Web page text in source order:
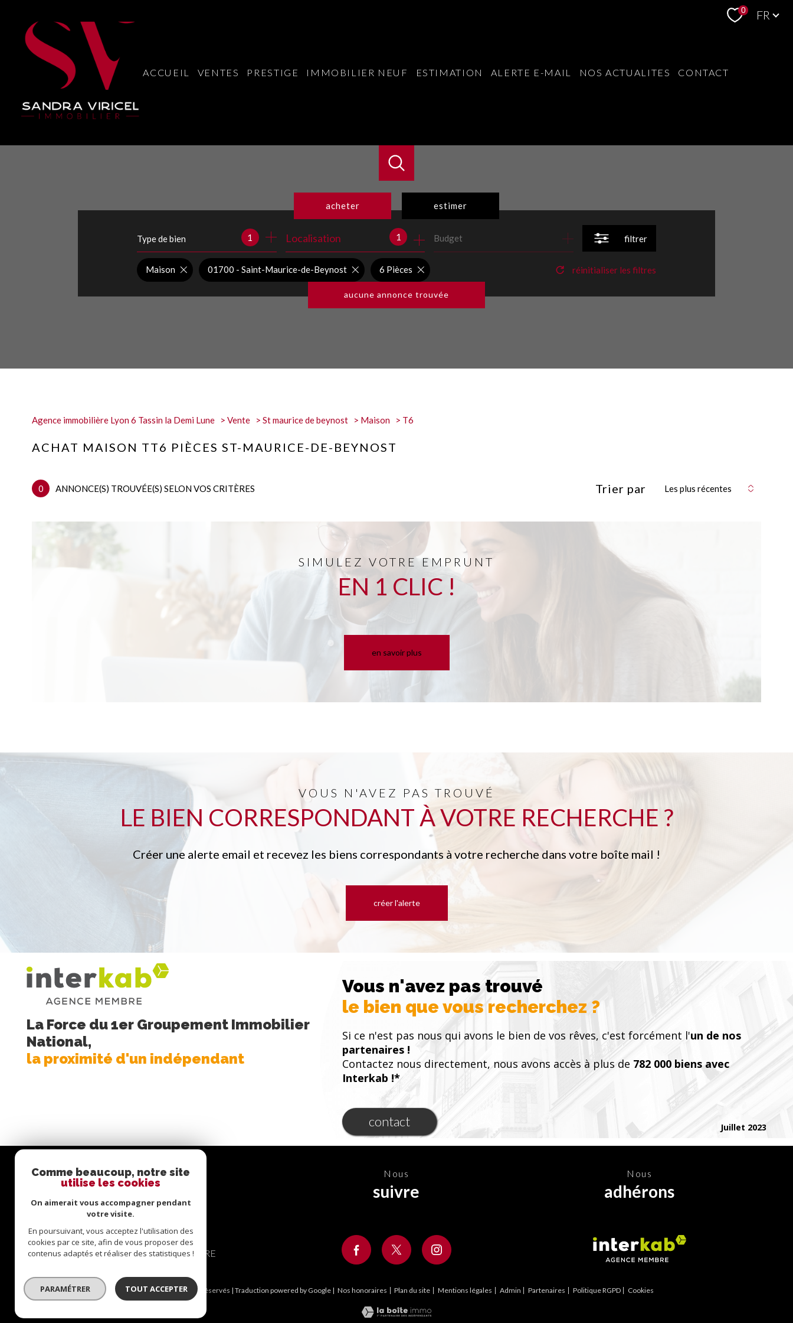
0 FR
ACCUEIL VENTES PRESTIGE IMMOBILIER NEUF ESTIMATION ALERTE E-MAIL NOS ACTUALITES CONTACT
acheter
de l'ancien
estimer
Type de bien 1 1
Localisation Budget filtrer
aucune annonce trouvée
Maison 01700 - Saint-Maurice-de-Beynost 6 Pièces réinitialiser les filtres
Agence immobilière Lyon 6 Tassin la Demi Lune Vente St maurice de beynost Maison T6
ACHAT MAISON TT6 PIÈCES ST-MAURICE-DE-BEYNOST
0 ANNONCE(S) TROUVÉE(S) SELON VOS CRITÈRES Trier par Les plus récentes
SIMULEZ VOTRE EMPRUNT
EN 1 CLIC !
en savoir plus
VOUS N'AVEZ PAS TROUVÉ
LE BIEN CORRESPONDANT À VOTRE RECHERCHE ?
Créer une alerte email et recevez les biens correspondants à votre recherche dans votre boîte mail !
créer l'alerte
La Force du 1er Groupement Immobilier
National,
la proximité d'un indépendant
Vous n'avez pas trouvé
le bien que vous recherchez ?
Si ce n'est pas nous qui avons le bien de vos rêves, c'est forcément l'un de nos
partenaires !
Contactez nous directement, nous avons accès à plus de 782 000 biens avec
Interkab !*
contact Juillet 2023
se
connecter
ESPACE PROPRIÉTAIRE
nous
suivre
nous
adhérons
© 2026 | Tous droits réservés | Traduction powered by Google | Nos honoraires Plan du site Mentions légales Admin Partenaires Politique RGPD Cookies
Comme beaucoup, notre site
utilise les cookies
On aimerait vous accompagner pendant
votre visite.
En poursuivant, vous acceptez l'utilisation des
cookies par ce site, afin de vous proposer des
contenus adaptés et réaliser des statistiques !
PARAMÉTRER TOUT ACCEPTER